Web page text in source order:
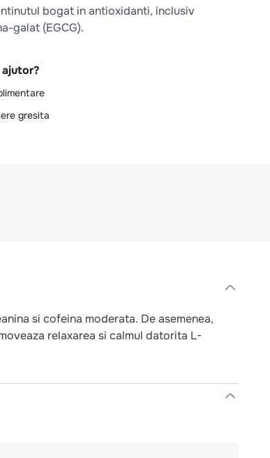
bogat in antioxidanti, inclusiv
galat (EGCG).
gresita
si cofeina moderata. De asemenea,
relaxarea si calmul datorita L-